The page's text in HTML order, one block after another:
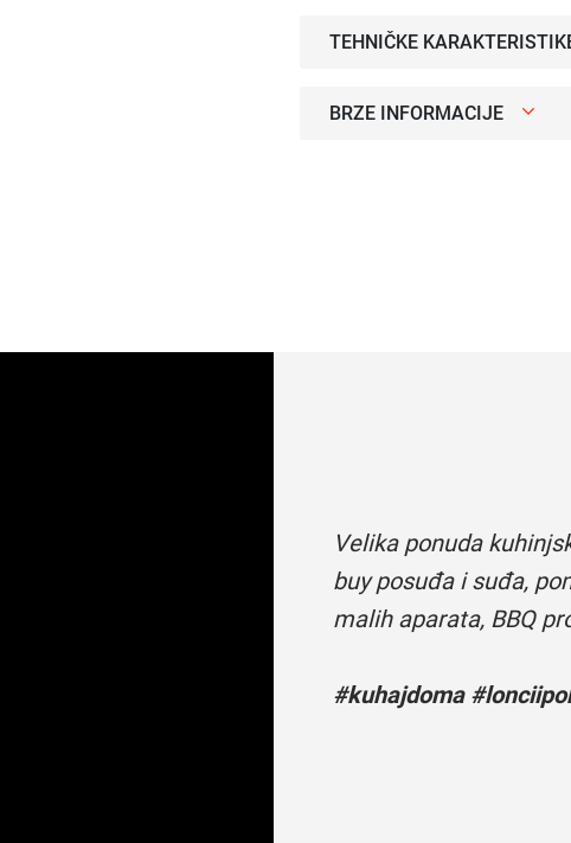
TEHNIČKE
BRZE INFORMACIJE
Velika ponuda
buy posuđa i suđa,
malih aparata, BBQ
#kuhajdoma